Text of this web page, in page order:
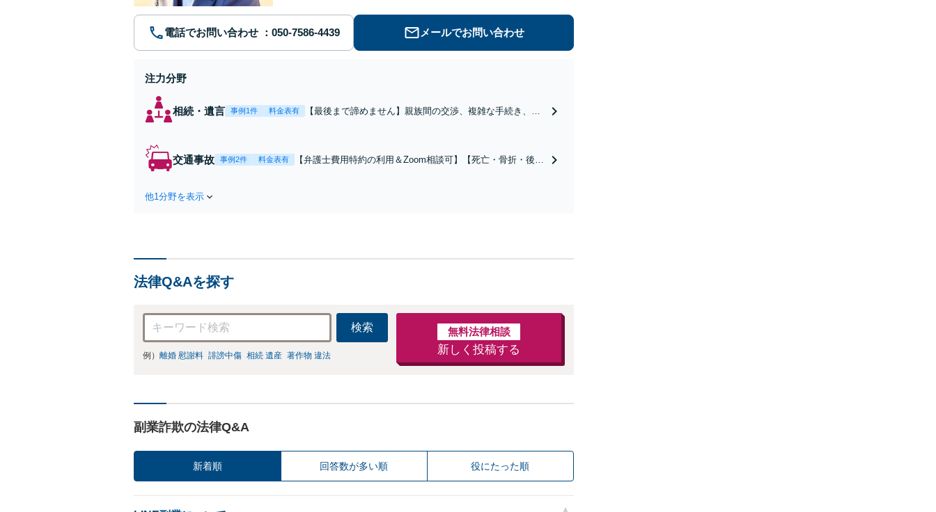
電話でお問い合わせ メールでお問い合わせ
注力分野
相続・遺言 事例1件 料金表有
【最後まで諦めません】親族間の交渉、複雑な手続き、全
能。【JR千葉駅近く】駐車場あり
交通事故 事例2件 料金表有
【弁護士費用特約の利用＆Zoom相談可】【死亡・骨折・後遺
他1分野を表示
法律Q&Aを探す
検索
例） 離婚 慰謝料 誹謗中傷 相続 遺産 著作物 違法
無料法律相談
新しく投稿する
副業詐欺の法律Q&A
新着順 回答数が多い順 役にたった順